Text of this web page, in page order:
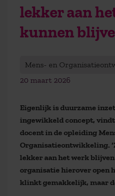
lekker aan
kunnen
Mens- en
20 maart 2026
Eigenlijk is duurzame
ingewikkeld concept, vindt
docent in de opleiding
Organisatieontwikkeling.
lekker aan het werk blijven
organisatie hierover open
klinkt gemakkelijk, maar